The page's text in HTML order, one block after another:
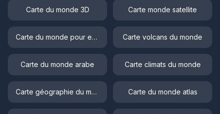
Carte du monde 3D Carte monde satellite
Carte du monde pour enfant Carte volcans du monde
Carte du monde arabe Carte climats du monde
Carte géographie du monde Carte du monde atlas